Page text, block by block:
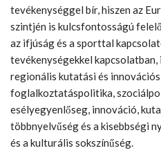
tevékenységgel bír, hiszen az
szintjén is kulcsfontosságú
az ifjúság és a sporttal
tevékenységekkel
regionális kutatási és
foglalkoztatáspolitika,
esélyegyenlőseg, innováció,
többnyelvűség és a kisebbségi
és a kulturális sokszínűség.